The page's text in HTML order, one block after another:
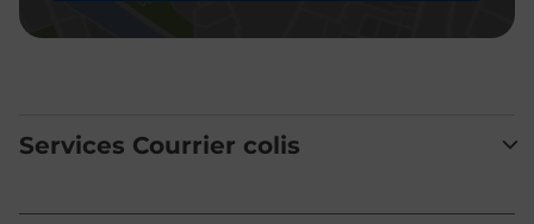
Services Courrier colis